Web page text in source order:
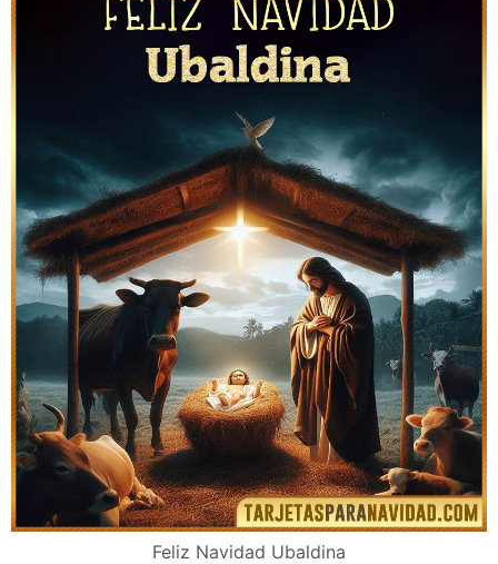
Feliz Navidad Ubaldina